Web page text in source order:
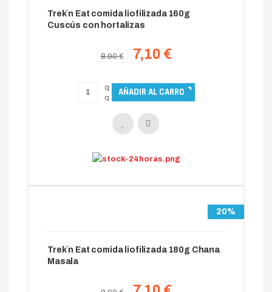
Trek´n Eat comida liofilizada 160g
Cuscús con hortalizas
8.90 € 7,10 €
20%
Trek´n Eat comida liofilizada 180g Chana
Masala